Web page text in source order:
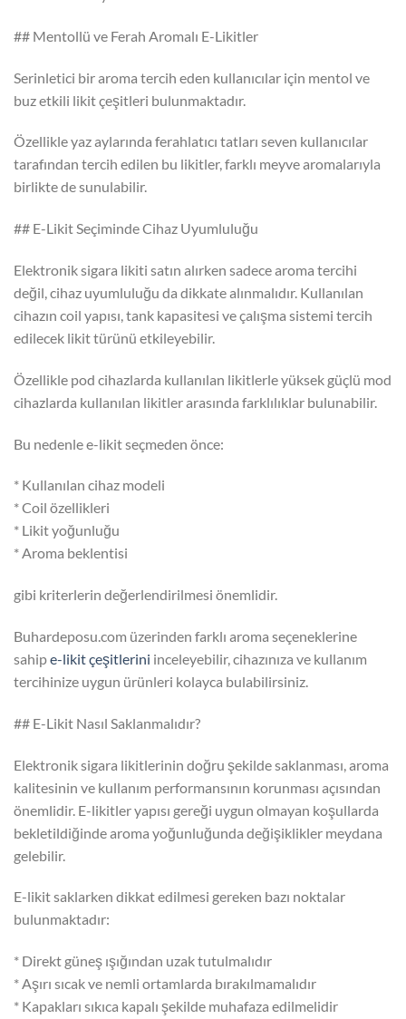
## Mentollü ve Ferah Aromalı E-Likitler
Serinletici bir aroma tercih eden kullanıcılar için mentol ve
buz etkili likit çeşitleri bulunmaktadır.
Özellikle yaz aylarında ferahlatıcı tatları seven kullanıcılar
tarafından tercih edilen bu likitler, farklı meyve aromalarıyla
birlikte de sunulabilir.
## E-Likit Seçiminde Cihaz Uyumluluğu
Elektronik sigara likiti satın alırken sadece aroma tercihi
değil, cihaz uyumluluğu da dikkate alınmalıdır. Kullanılan
cihazın coil yapısı, tank kapasitesi ve çalışma sistemi tercih
edilecek likit türünü etkileyebilir.
Özellikle pod cihazlarda kullanılan likitlerle yüksek güçlü mod
cihazlarda kullanılan likitler arasında farklılıklar bulunabilir.
Bu nedenle e-likit seçmeden önce:
* Kullanılan cihaz modeli
* Coil özellikleri
* Likit yoğunluğu
* Aroma beklentisi
gibi kriterlerin değerlendirilmesi önemlidir.
Buhardeposu.com üzerinden farklı aroma seçeneklerine
sahipe-likit çeşitlerini inceleyebilir, cihazınıza ve kullanım
tercihinize uygun ürünleri kolayca bulabilirsiniz.
## E-Likit Nasıl Saklanmalıdır?
Elektronik sigara likitlerinin doğru şekilde saklanması, aroma
kalitesinin ve kullanım performansının korunması açısından
önemlidir. E-likitler yapısı gereği uygun olmayan koşullarda
bekletildiğinde aroma yoğunluğunda değişiklikler meydana
gelebilir.
E-likit saklarken dikkat edilmesi gereken bazı noktalar
bulunmaktadır:
* Direkt güneş ışığından uzak tutulmalıdır
* Aşırı sıcak ve nemli ortamlarda bırakılmamalıdır
* Kapakları sıkıca kapalı şekilde muhafaza edilmelidir